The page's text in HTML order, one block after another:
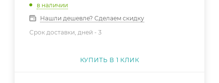
в наличии
Нашли дешевле? Сделаем скидку
Срок доставки, дней - 3
КУПИТЬ В 1 КЛИК